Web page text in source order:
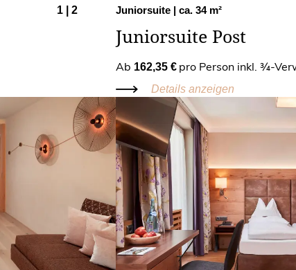
1 2 Juniorsuite | ca. 34 m²
Juniorsuite Post
Ab 162,35 € pro Person inkl. ¾-
Details anzeigen